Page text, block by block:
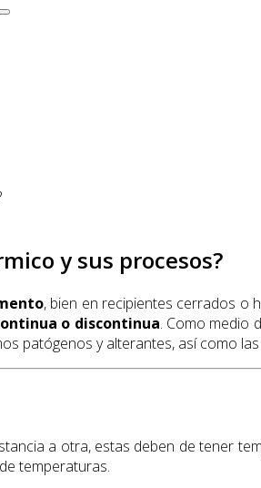
y sus procesos?
, bien en recipientes cerrados o
o discontinua. Como medio
patógenos y alterantes, así como las
a otra, estas deben de tener
temperaturas.